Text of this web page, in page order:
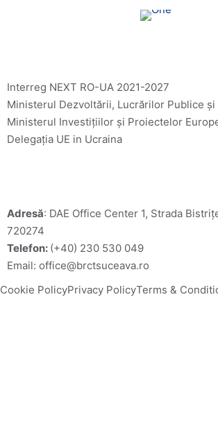
Interreg NEXT RO-UA 2021-2027
Ministerul Dezvoltării, Lucrărilor Publice
Ministerul Investițiilor și Proiectelor
Delegația UE in Ucraina
Adresă: DAE Office Center 1, Strada
720274
Telefon: (+40) 230 530 049
Email: office@brctsuceava.ro
Cookie PolicyPrivacy PolicyTerms &